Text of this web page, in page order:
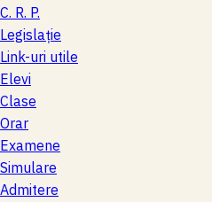
C. R. P.
Legislaţie
Link-uri utile
Elevi
Clase
Orar
Examene
Simulare
Admitere